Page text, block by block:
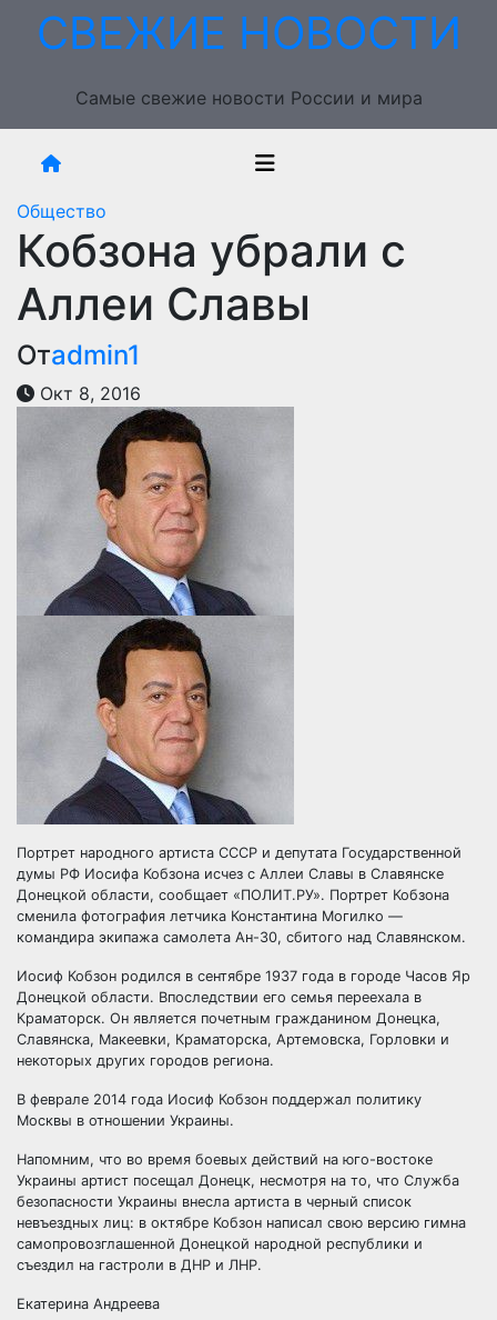
ПерейтиСВЕЖИЕ НОВОСТИ
Самые свежие новости России и мира
Общество
Кобзона убрали с
Аллеи Славы
Отadmin1
Окт 8, 2016
Портрет народного артиста СССР и депутата Государственной
думы РФ Иосифа Кобзона исчез с Аллеи Славы в Славянске
Донецкой области, сообщает «ПОЛИТ.РУ». Портрет Кобзона
сменила фотография летчика Константина Могилко —
командира экипажа самолета Ан-30, сбитого над Славянском.
Иосиф Кобзон родился в сентябре 1937 года в городе Часов Яр
Донецкой области. Впоследствии его семья переехала в
Краматорск. Он является почетным гражданином Донецка,
Славянска, Макеевки, Краматорска, Артемовска, Горловки и
некоторых других городов региона.
В феврале 2014 года Иосиф Кобзон поддержал политику
Москвы в отношении Украины.
Напомним, что во время боевых действий на юго-востоке
Украины артист посещал Донецк, несмотря на то, что Служба
безопасности Украины внесла артиста в черный список
невъездных лиц: в октябре Кобзон написал свою версию гимна
самопровозглашенной Донецкой народной республики и
съездил на гастроли в ДНР и ЛНР.
Екатерина Андреева